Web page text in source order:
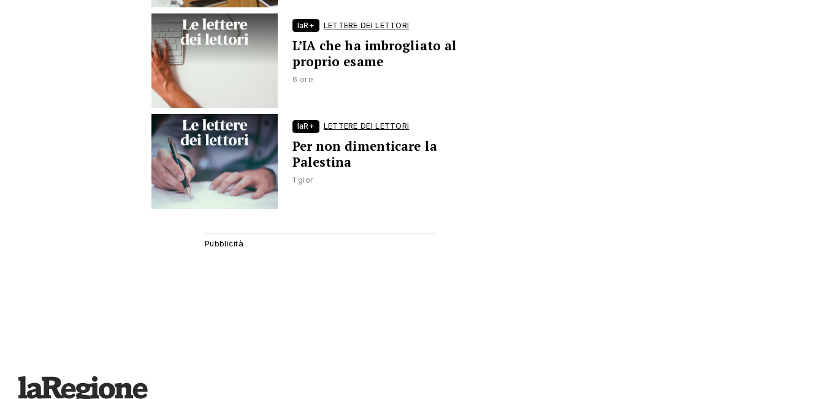
laR+ LETTERE DEI LETTORI
L’IA che ha imbrogliato al
proprio esame
6 ore
laR+ LETTERE DEI LETTORI
Per non dimenticare la
Palestina
1 gior